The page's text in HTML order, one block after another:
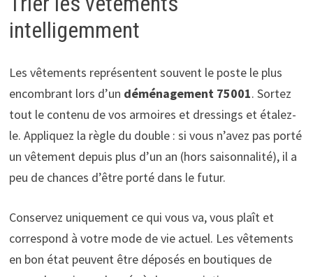
intelligemment
Les vêtements représentent souvent le poste le plus
encombrant lors d’un déménagement 75001. Sortez
tout le contenu de vos armoires et dressings et étalez-
le. Appliquez la règle du double : si vous n’avez pas porté
un vêtement depuis plus d’un an (hors saisonnalité), il a
peu de chances d’être porté dans le futur.
Conservez uniquement ce qui vous va, vous plaît et
correspond à votre mode de vie actuel. Les vêtements
en bon état peuvent être déposés en boutiques de